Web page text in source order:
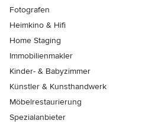
Fotografen
Heimkino & Hifi
Home Staging
Immobilienmakler
Kinder- & Babyzimmer
Künstler & Kunsthandwerk
Möbelrestaurierung
Spezialanbieter